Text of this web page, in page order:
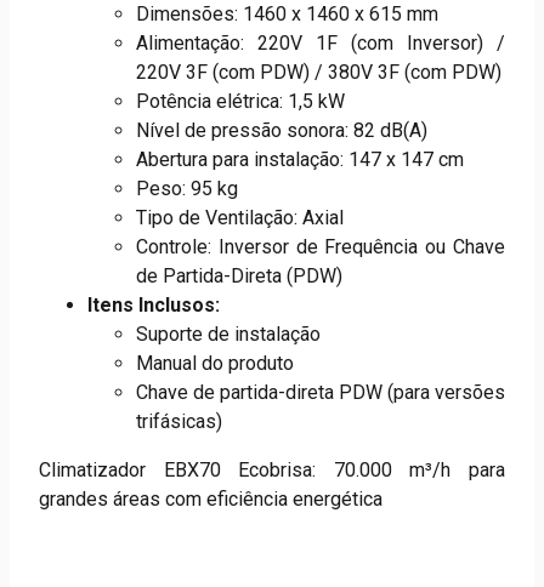
Dimensões: 1460 x 1460 x 615 mm
Alimentação: 220V 1F (com Inversor) /
220V 3F (com PDW) / 380V 3F (com PDW)
Potência elétrica: 1,5 kW
Nível de pressão sonora: 82 dB(A)
Abertura para instalação: 147 x 147 cm
Peso: 95 kg
Tipo de Ventilação: Axial
Controle: Inversor de Frequência ou Chave
de Partida-Direta (PDW)
Itens Inclusos:
Suporte de instalação
Manual do produto
Chave de partida-direta PDW (para versões
trifásicas)
Climatizador EBX70 Ecobrisa: 70.000 m³/h para
grandes áreas com eficiência energética